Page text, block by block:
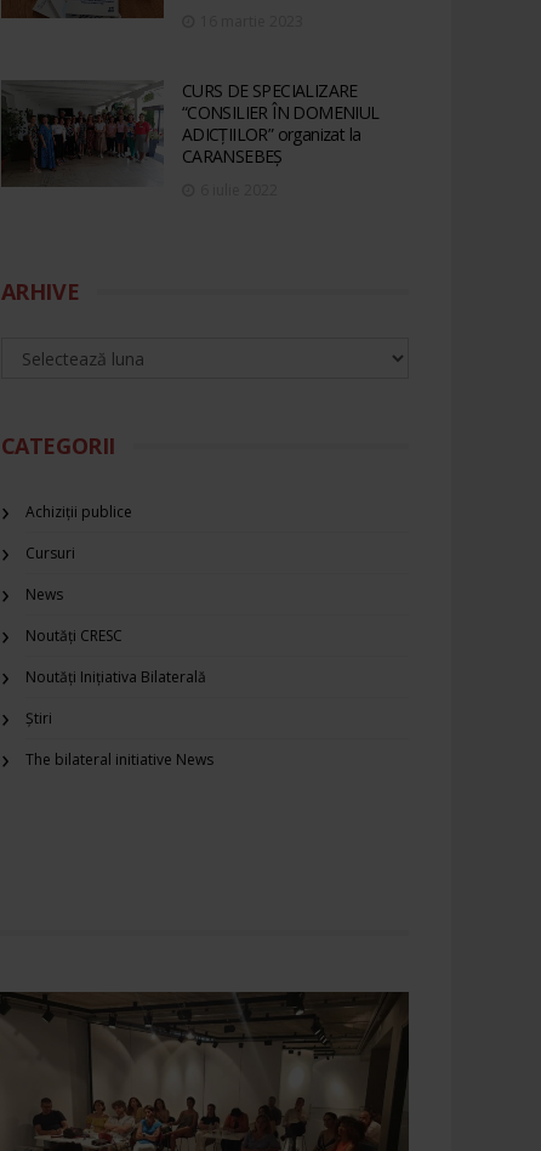
CURS DE SPECIALIZARE
“CONSILIER ÎN DOMENIUL
ADICȚIILOR” organizat la
CARANSEBEȘ
ARHIVE
CATEGORII
Achiziții publice
Cursuri
News
Noutăți CRESC
Noutăți Inițiativa Bilaterală
Știri
The bilateral initiative News